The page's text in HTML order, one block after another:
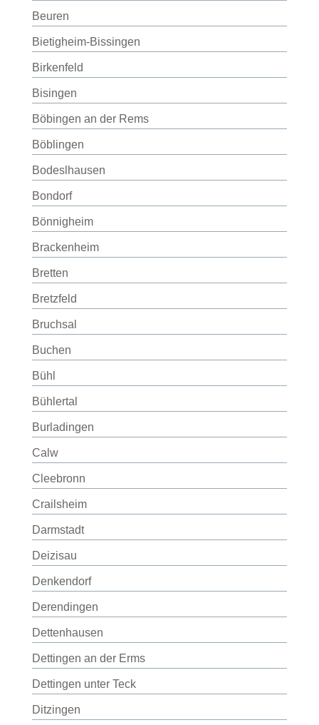
Beuren
Bietigheim-Bissingen
Birkenfeld
Bisingen
Böbingen an der Rems
Böblingen
Bodeslhausen
Bondorf
Bönnigheim
Brackenheim
Bretten
Bretzfeld
Bruchsal
Buchen
Bühl
Bühlertal
Burladingen
Calw
Cleebronn
Crailsheim
Darmstadt
Deizisau
Denkendorf
Derendingen
Dettenhausen
Dettingen an der Erms
Dettingen unter Teck
Ditzingen